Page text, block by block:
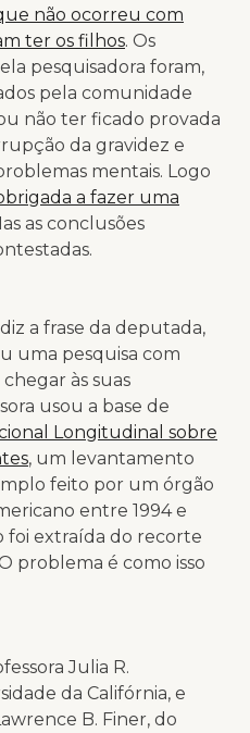
não ocorreu com
ter os filhos. Os
pesquisadora foram,
pela comunidade
não ter ficado provada
da gravidez e
mentais. Logo
a fazer uma
as conclusões
a frase da deputada,
uma pesquisa com
às suas
usou a base de
Longitudinal sobre
, um levantamento
feito por um órgão
entre 1994 e
foi extraída do recorte
problema é como isso
Julia R.
da Califórnia, e
B. Finer, do